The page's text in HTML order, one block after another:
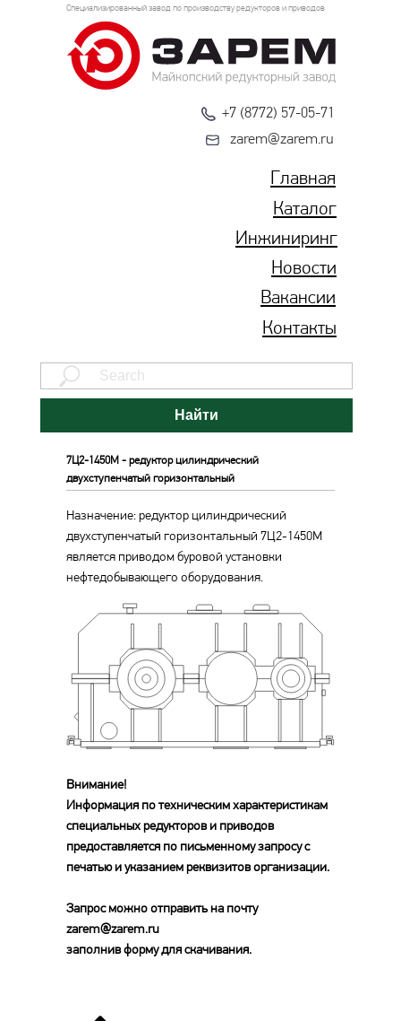
+7 (8772) 57-05-71
Каталог
Инжиниринг
Новости
Главная
Контакты
Вакансии
zarem@zarem.ru
Специализированный завод по производству редукторов и приводов
Найти
7Ц2-1450М - редуктор цилиндрический
двухступенчатый горизонтальный
Назначение: редуктор цилиндрический
двухступенчатый горизонтальный 7Ц2-1450М
является приводом буровой установки
нефтедобывающего оборудования.
Внимание!
Информация по техническим характеристикам
специальных редукторов и приводов
предоставляется по письменному запросу с
печатью и указанием реквизитов организации.
Запрос можно отправить на почту
zarem@zarem.ru
заполнив форму для скачивания.